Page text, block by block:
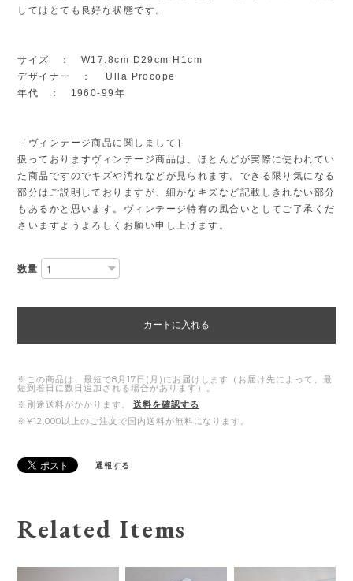
してはとても良好な状態です。
サイズ ： W17.8cm D29cm H1cm
デザイナー ： Ulla Procope
年代 ： 1960-99年
［ヴィンテージ商品に関しまして］
扱っておりますヴィンテージ商品は、ほとんどが実際に使われてい
た商品ですのでキズや汚れなどが見られます。できる限り気になる
部分はご説明しておりますが、細かなキズなど記載しきれない部分
もあるかと思います。ヴィンテージ特有の風合いとしてご了承くだ
さいますようよろしくお願い申し上げます。
数量
カートに入れる
※この商品は、最短で8月17日(月)にお届けします（お届け先によって、最
短到着日に数日追加される場合があります）。
※別途送料がかかります。
送料を確認する
※¥12,000以上のご注文で国内送料が無料になります。
通報する
Related Items